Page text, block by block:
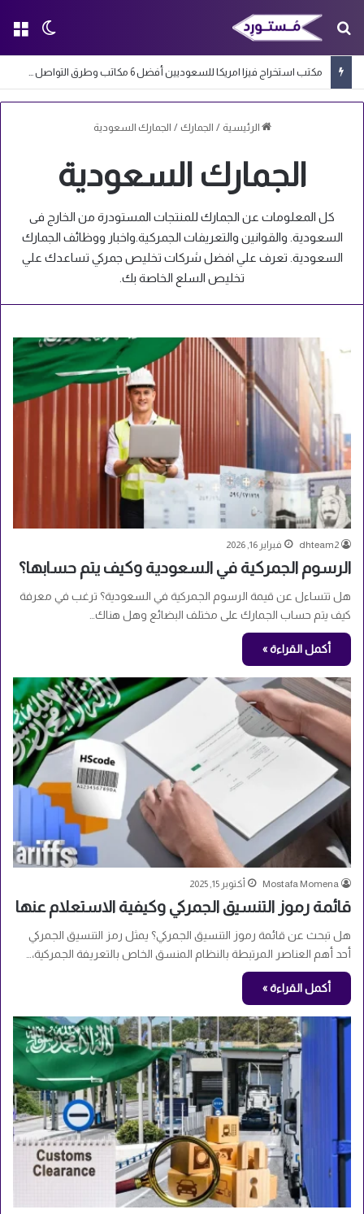
الوضع بحث عن
مكتب استخراج فيزا امريكا للسعوديين أفضل 6 مكاتب وطرق التواصل معها
الرئيسية / الجمارك / الجمارك السعودية
الجمارك السعودية
كل المعلومات عن الجمارك للمنتجات المستودرة من الخارج فى
السعودية. والقوانين والتعريفات الجمركية.واخبار ووظائف الجمارك
السعودية. تعرف علي افضل شركات تخليص جمركي تساعدك علي
تخليص السلع الخاصة بك.
dhteam2 فبراير 16, 2026
الرسوم الجمركية في السعودية وكيف يتم حسابها؟
هل تتساءل عن قيمة الرسوم الجمركية في السعودية؟ ترغب في معرفة
كيف يتم حساب الجمارك على مختلف البضائع وهل هناك…
أكمل القراءة »
Mostafa Momena أكتوبر 15, 2025
قائمة رموز التنسيق الجمركي وكيفية الاستعلام عنها
هل تبحث عن قائمة رموز التنسيق الجمركي؟ يمثل رمز التنسيق الجمركي
أحد أهم العناصر المرتبطة بالنظام المنسق الخاص بالتعريفة الجمركية،…
أكمل القراءة »